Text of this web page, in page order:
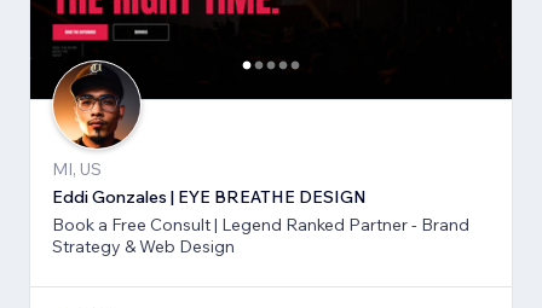
MI, US
Eddi Gonzales | EYE BREATHE DESIGN
Book a Free Consult | Legend Ranked Partner - Brand
Strategy & Web Design